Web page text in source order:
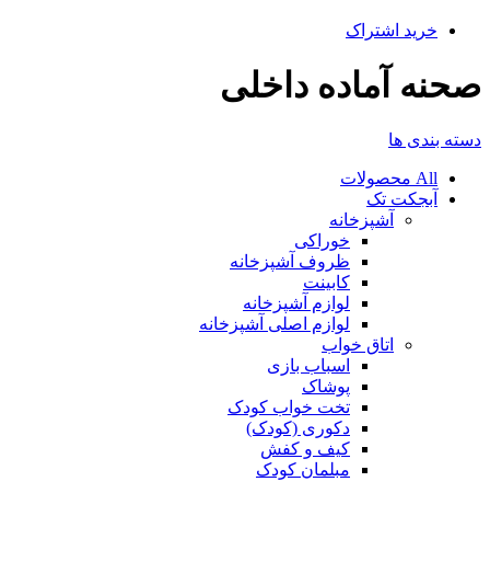
خرید اشتراک
صحنه آماده داخلی
دسته بندی ها
All محصولات
آبجکت تک
آشپزخانه
خوراکی
ظروف آشپزخانه
کابینت
لوازم آشپزخانه
لوازم اصلی آشپزخانه
اتاق خواب
اسباب بازی
پوشاک
تخت خواب کودک
دکوری (کودک)
کیف و کفش
مبلمان کودک